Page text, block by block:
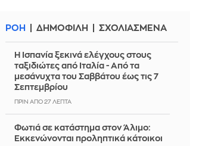
ΡΟΗ ΔΗΜΟΦΙΛΗ ΣΧΟΛΙΑΣΜΕΝΑ
Η Ισπανία ξεκινά ελέγχους στους
ταξιδιώτες από Ιταλία - Από τα
μεσάνυχτα του Σαββάτου έως τις 7
Σεπτεμβρίου
ΠΡΙΝ ΑΠΌ 27 ΛΕΠΤΆ
Φωτιά σε κατάστημα στον Άλιμο:
Εκκενώνονται προληπτικά κάτοικοι